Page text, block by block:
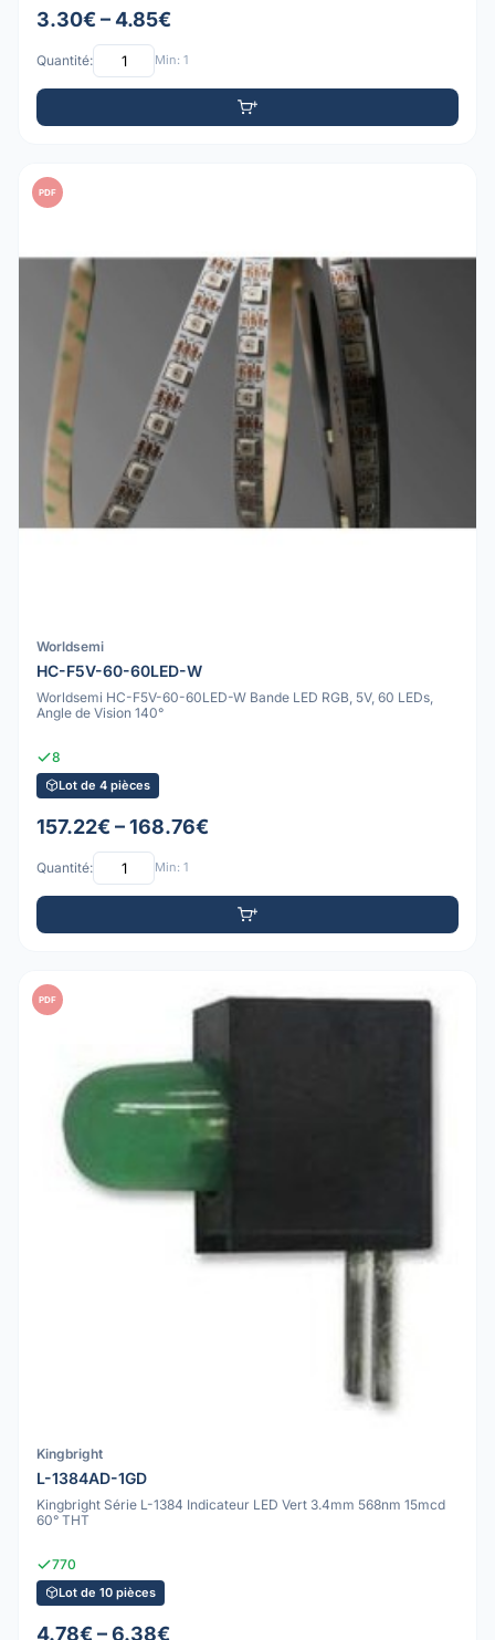
3.30€ – 4.85€
Quantité: Min: 1
PDF
Worldsemi
HC-F5V-60-60LED-W
Worldsemi HC-F5V-60-60LED-W Bande LED RGB, 5V, 60 LEDs,
Angle de Vision 140°
8
Lot de 4 pièces
157.22€ – 168.76€
Quantité: Min: 1
PDF
Kingbright
L-1384AD-1GD
Kingbright Série L-1384 Indicateur LED Vert 3.4mm 568nm 15mcd
60° THT
770
Lot de 10 pièces
4.78€ – 6.38€